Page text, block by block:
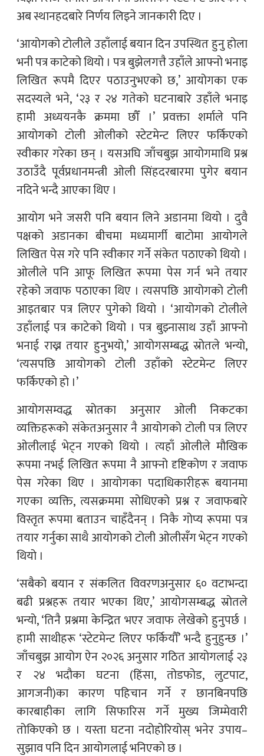
अब स्थानहदबारे निर्णय लिइने जानकारी दिए ।
‘आयोगको टोलीले उहाँलाई बयान दिन उपस्थित हुनु होला
भनी पत्र काटेको थियो । पत्र बुझेलगत्तै उहाँले आफ्नो भनाइ
लिखित रूपमै दिएर पठाउनुभएको छ,’ आयोगका एक
सदस्यले भने, ‘२३ र २४ गतेको घटनाबारे उहाँले भनाइ
हामी अध्ययनकै क्रममा छौँ ।’ प्रवक्ता शर्माले पनि
आयोगको टोली ओलीको स्टेटमेन्ट लिएर फर्किएको
स्वीकार गरेका छन् । यसअघि जाँचबुझ आयोगमाथि प्रश्न
उठाउँदै पूर्वप्रधानमन्त्री ओली सिंहदरबारमा पुगेर बयान
नदिने भन्दै आएका थिए ।
आयोग भने जसरी पनि बयान लिने अडानमा थियो । दुवै
पक्षको अडानका बीचमा मध्यमार्गी बाटोमा आयोगले
लिखित पेस गरे पनि स्वीकार गर्ने संकेत पठाएको थियो ।
ओलीले पनि आफू लिखित रूपमा पेस गर्न भने तयार
रहेको जवाफ पठाएका थिए । त्यसपछि आयोगको टोली
आइतबार पत्र लिएर पुगेको थियो । ‘आयोगको टोलीले
उहाँलाई पत्र काटेको थियो । पत्र बुझ्नासाथ उहाँ आफ्नो
भनाई राख्न तयार हुनुभयो,’ आयोगसम्बद्ध स्रोतले भन्यो,
‘त्यसपछि आयोगको टोली उहाँको स्टेटमेन्ट लिएर
फर्किएको हो ।’
आयोगसम्वद्ध स्रोतका अनुसार ओली निकटका
व्यक्तिहरूको संकेतअनुसार नै आयोगको टोली पत्र लिएर
ओलीलाई भेट्न गएको थियो । त्यहाँ ओलीले मौखिक
रूपमा नभई लिखित रूपमा नै आफ्नो दृष्टिकोण र जवाफ
पेस गरेका थिए । आयोगका पदाधिकारीहरू बयानमा
गएका व्यक्ति, त्यसक्रममा सोधिएको प्रश्न र जवाफबारे
विस्तृत रूपमा बताउन चाहँदैनन् । निकै गोप्य रूपमा पत्र
तयार गर्नुका साथै आयोगको टोली ओलीसँग भेट्न गएको
थियो ।
‘सबैको बयान र संकलित विवरणअनुसार ६० वटाभन्दा
बढी प्रश्नहरू तयार भएका थिए,’ आयोगसम्बद्ध स्रोतले
भन्यो, ‘तिनै प्रश्नमा केन्द्रित भएर जवाफ लेखेको हुनुपर्छ ।
हामी साथीहरू ‘स्टेटमेन्ट लिएर फर्कियौँ’ भन्दै हुनुहुन्छ ।’
जाँचबुझ आयोग ऐन २०२६ अनुसार गठित आयोगलाई २३
र २४ भदौका घटना (हिंसा, तोडफोड, लुटपाट,
आगजनी)का कारण पहिचान गर्ने र छानबिनपछि
कारबाहीका लागि सिफारिस गर्ने मुख्य जिम्मेवारी
तोकिएको छ । यस्ता घटना नदोहोरियोस् भनेर उपाय–
सुझाव पनि दिन आयोगलाई भनिएको छ ।